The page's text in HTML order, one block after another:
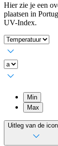
Hier zie je een
plaatsen in
UV-Index.
Min
Max
Uitleg van de